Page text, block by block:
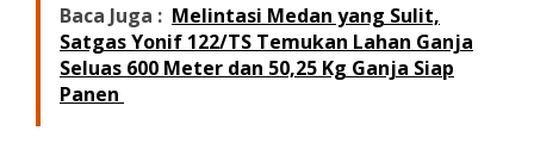
t
e
n
J
Baca Juga : Melintasi Medan yang Sulit,
Satgas Yonif 122/TS Temukan Lahan Ganja
Seluas 600 Meter dan 50,25 Kg Ganja Siap
Panen